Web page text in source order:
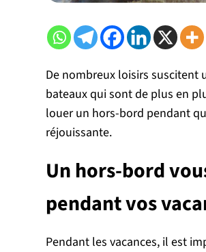
De nombreux loisirs suscitent
bateaux qui sont de plus en
louer un hors-bord pendant
réjouissante.
Un hors-bord
pendant vos
Pendant les vacances, il est